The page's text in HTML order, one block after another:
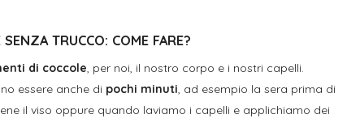
SENZA TRUCCO: COME FARE?
di coccole, per noi, il nostro corpo e i nostri capelli.
essere anche di pochi minuti, ad esempio la sera prima di
il viso oppure quando laviamo i capelli e applichiamo dei